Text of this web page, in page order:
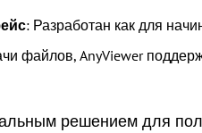
: Разработан как для
файлов, AnyViewer
решением для